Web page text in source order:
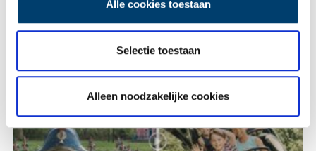
Alle cookies toestaan
Selectie toestaan
Alleen noodzakelijke cookies
Een jaar rond in de Eendenkooi ’t Zand